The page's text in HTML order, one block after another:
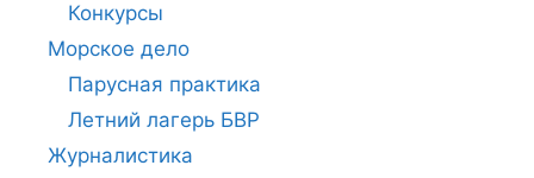
Конкурсы
Морское дело
Парусная практика
Летний лагерь БВР
Журналистика